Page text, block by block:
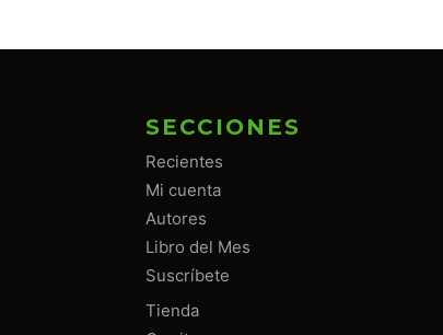
SECCIONES
Recientes
Mi cuenta
Autores
Libro del Mes
Suscríbete
Tienda